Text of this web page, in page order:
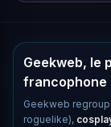
Geekweb, le
francophone
Geekweb
roguelike),